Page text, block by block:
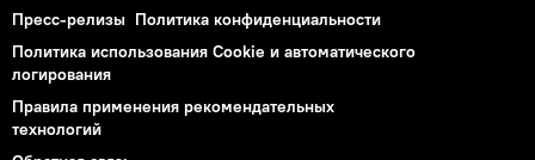
Пресс-релизы Политика конфиденциальности
Политика использования Cookie и автоматического
логирования
Правила применения рекомендательных
технологий